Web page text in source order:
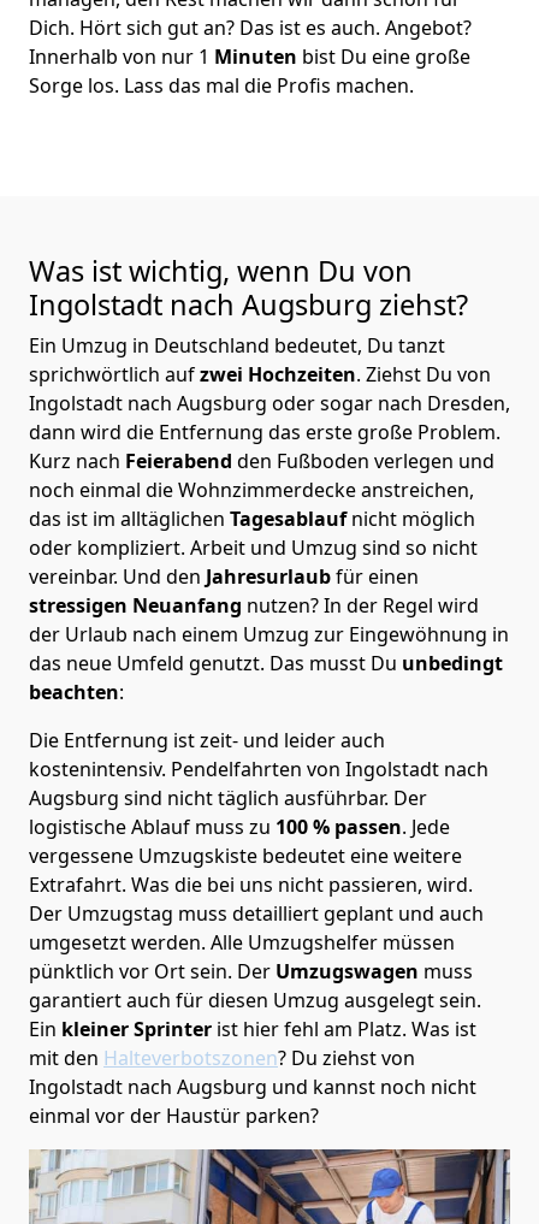
Dich. Hört sich gut an? Das ist es auch. Angebot?
Innerhalb von nur 1 Minuten bist Du eine große
Sorge los. Lass das mal die Profis machen.
Was ist wichtig, wenn Du von
Ingolstadt nach Augsburg ziehst?
Ein Umzug in Deutschland bedeutet, Du tanzt
sprichwörtlich aufzwei Hochzeiten. Ziehst Du von
Ingolstadt nach Augsburg oder sogar nach Dresden,
dann wird die Entfernung das erste große Problem.
Kurz nach Feierabend den Fußboden verlegen und
noch einmal die Wohnzimmerdecke anstreichen,
das ist im alltäglichen Tagesablaufnicht möglich
oder kompliziert. Arbeit und Umzug sind so nicht
vereinbar. Und den Jahresurlaubfür einen
stressigen Neuanfang nutzen? In der Regel wird
der Urlaub nach einem Umzug zur Eingewöhnung in
das neue Umfeld genutzt. Das musst Du unbedingt
beachten:
Die Entfernung ist zeit- und leider auch
kostenintensiv. Pendelfahrten von Ingolstadt nach
Augsburg sind nicht täglich ausführbar. Der
logistische Ablauf muss zu 100 % passen. Jede
vergessene Umzugskiste bedeutet eine weitere
Extrafahrt. Was die bei uns nicht passieren, wird.
Der Umzugstag muss detailliert geplant und auch
umgesetzt werden. Alle Umzugshelfer müssen
pünktlich vor Ort sein. Der Umzugswagen muss
garantiert auch für diesen Umzug ausgelegt sein.
Ein kleiner Sprinter ist hier fehl am Platz. Was ist
mit den Halteverbotszonen? Du ziehst von
Ingolstadt nach Augsburg und kannst noch nicht
einmal vor der Haustür parken?